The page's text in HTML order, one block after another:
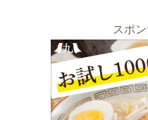
スポ